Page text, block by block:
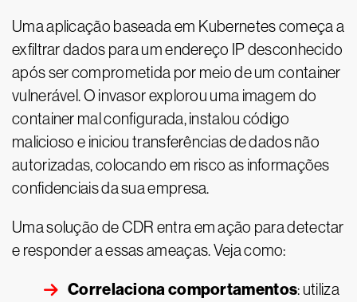
Uma aplicação baseada em Kubernetes começa a
exfiltrar dados para um endereço IP desconhecido
após ser comprometida por meio de um container
vulnerável. O invasor explorou uma imagem do
container mal configurada, instalou código
malicioso e iniciou transferências de dados não
autorizadas, colocando em risco as informações
confidenciais da sua empresa.
Uma solução de CDR entra em ação para detectar
e responder a essas ameaças. Veja como:
Correlaciona comportamentos: utiliza